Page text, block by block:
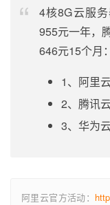
4核8G云服
955元一年，
646元15个月：
1、阿里
2、腾讯
3、华为
阿里云官方活动：